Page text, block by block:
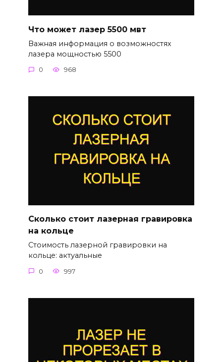
Что может лазер 5500 мвт
Важная информация о возможностях
лазера мощностью 5500
0 968
Сколько стоит лазерная гравировка
на кольце
Стоимость лазерной гравировки на
кольце: актуальные
0 997